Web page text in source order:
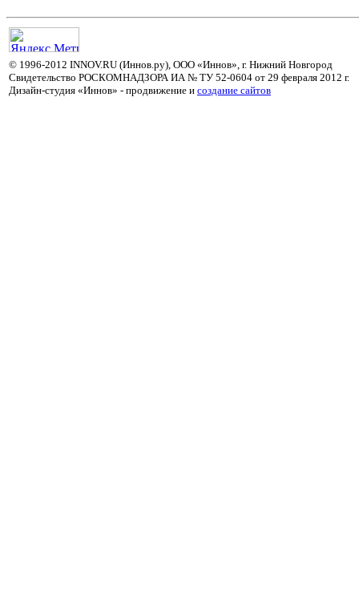
© 1996-2012 INNOV.RU (Иннов.ру), ООО «Иннов», г. Нижний Новгород
Свидетельство РОСКОМНАДЗОРА ИА № ТУ 52-0604 от 29 февраля 2012 г.
Дизайн-студия «Иннов» - продвижение и cоздание сайтов